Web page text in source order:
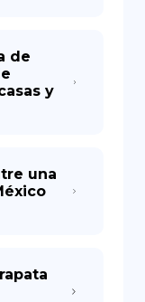
de
y
una